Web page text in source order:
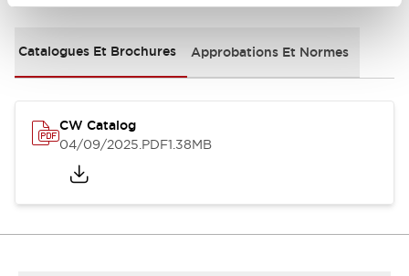
Catalogues Et Brochures Approbations Et Normes
CW Catalog
04/09/2025.PDF1.38MB